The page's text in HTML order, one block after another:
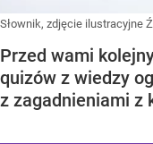
Słownik, zdjęcie ilustracyjne
Przed wami
quizów z wiedzy
z zagadnieniami z